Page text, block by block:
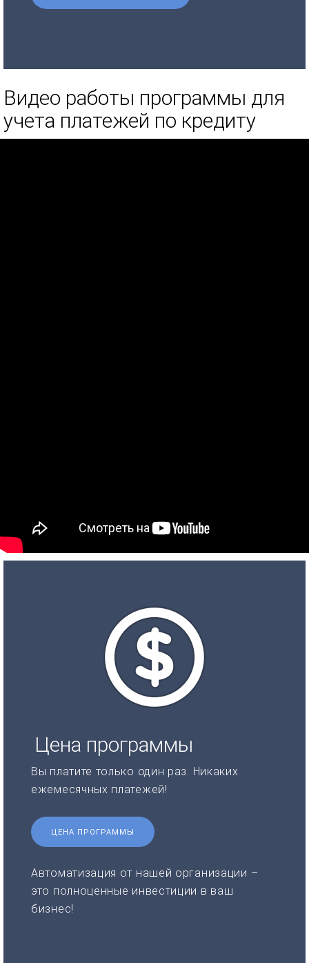
Видео работы программы для
учета платежей по кредиту
Цена программы
Вы платите только один раз. Никаких
ежемесячных платежей!
ЦЕНА ПРОГРАММЫ
Автоматизация от нашей организации –
это полноценные инвестиции в ваш
бизнес!